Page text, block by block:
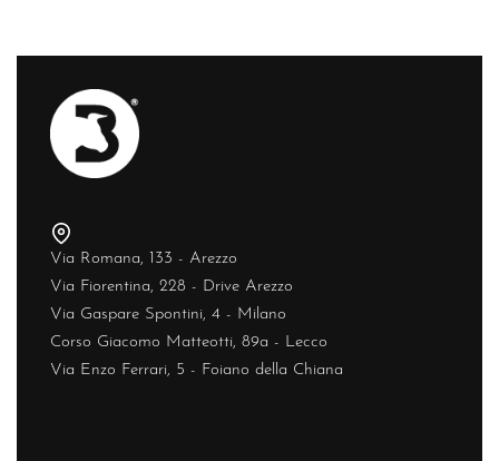
Via Romana, 133 - Arezzo
Via Fiorentina, 228 - Drive Arezzo
Via Gaspare Spontini, 4 - Milano
Corso Giacomo Matteotti, 89a - Lecco
Via Enzo Ferrari, 5 - Foiano della Chiana